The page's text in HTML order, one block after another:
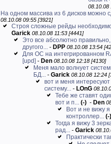
08.10.08
На одном массива из 6 дисков можно
08.10.08 09:55 [3921]
Строя сложные рейды
Garick 08.10.08 11:53 [4441]
Это все абсолютно
другого... - DPP 08.10.08 13:54
Для ОС на интегрированном
[upd] - Den 08.10.08 12:18 [4130]
Меня мало волнует
БД... - Garick 08.10.08 12:24
вот и меня
систему... - LOnG
Тебе же ставят
вот и п... (-) - Den
Вот и не вижу
контроллер... (-)
Тогда я вижу 3
рад... - Garick
Практически